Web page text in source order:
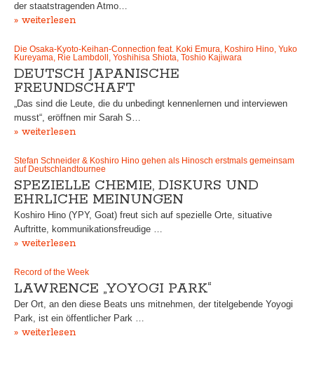
der staatstragenden Atmo…
» weiterlesen
Die Osaka-Kyoto-Keihan-Connection feat. Koki Emura, Koshiro Hino, Yuko
Kureyama, Rie Lambdoll, Yoshihisa Shiota, Toshio Kajiwara
DEUTSCH JAPANISCHE
FREUNDSCHAFT
„Das sind die Leute, die du unbedingt kennenlernen und interviewen
musst“, eröffnen mir Sarah S…
» weiterlesen
Stefan Schneider & Koshiro Hino gehen als Hinosch erstmals gemeinsam
auf Deutschlandtournee
SPEZIELLE CHEMIE, DISKURS UND
EHRLICHE MEINUNGEN
Koshiro Hino (YPY, Goat) freut sich auf spezielle Orte, situative
Auftritte, kommunikationsfreudige …
» weiterlesen
Record of the Week
LAWRENCE „YOYOGI PARK“
Der Ort, an den diese Beats uns mitnehmen, der titelgebende Yoyogi
Park, ist ein öffentlicher Park …
» weiterlesen